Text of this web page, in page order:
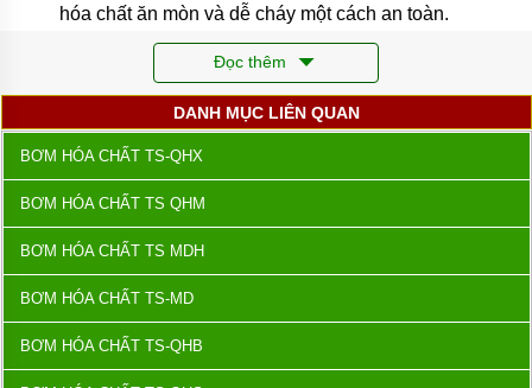
ĐIỆN
CỦA
NHẬT
CAO
LIÊN
HỆ
hóa chất ăn mòn và dễ cháy một cách an toàn.
Cấu trúc bên trong: Bên trong, bơm thường có cơ
cấu bơm ly tâm hoặc bơm lobe (bơm túi khí) tùy vào
yêu cầu cụ thể của ứng dụng. Cơ chế này giúp đảm
bảo hiệu suất bơm cao và ít bị hư hỏng trong quá trình
vận hành.
Đặc tính kỹ thuật
Áp suất làm việc và hiệu suất
năng vận hành ở áp suất cao, phù hợp cho các ứng
nghiệp hóa chất và dầu khí. Hiệu suất của bơm này
thường cao, giúp tiết kiệm năng lượng và chi phí vận
Đọc thêm
DANH MỤC LIÊN QUAN
BƠM HÓA CHẤT TS-QHX
BƠM HÓA CHẤT TS QHM
BƠM HÓA CHẤT TS MDH
BƠM HÓA CHẤT TS-MD
BƠM HÓA CHẤT TS-QHB